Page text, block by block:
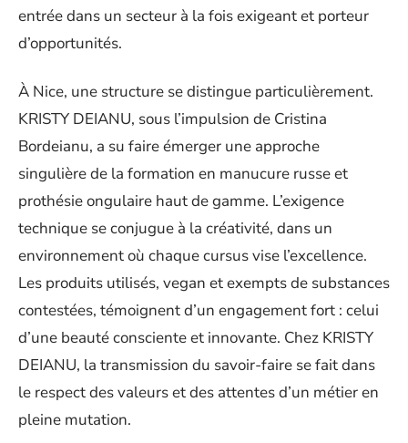
entrée dans un secteur à la fois exigeant et porteur
d’opportunités.
À Nice, une structure se distingue particulièrement.
KRISTY DEIANU, sous l’impulsion de Cristina
Bordeianu, a su faire émerger une approche
singulière de la formation en manucure russe et
prothésie ongulaire haut de gamme. L’exigence
technique se conjugue à la créativité, dans un
environnement où chaque cursus vise l’excellence.
Les produits utilisés, vegan et exempts de substances
contestées, témoignent d’un engagement fort : celui
d’une beauté consciente et innovante. Chez KRISTY
DEIANU, la transmission du savoir-faire se fait dans
le respect des valeurs et des attentes d’un métier en
pleine mutation.